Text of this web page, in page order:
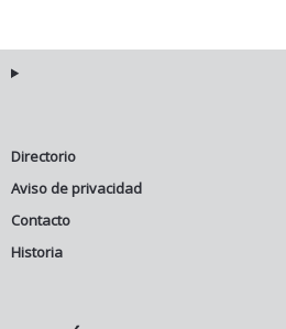
Directorio
Aviso de privacidad
Contacto
Historia